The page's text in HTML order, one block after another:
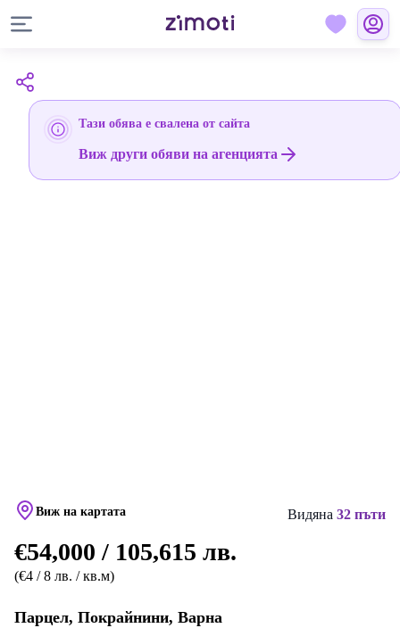
Тази обява е свалена от сайта
Виж други обяви на агенцията
Виж на картата Видяна 32 пъти
€54,000 / 105,615 лв.
(€4 / 8 лв. / кв.м)
Парцел, Покрайнини, Варна